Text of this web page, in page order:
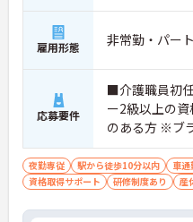
雇用形態 非常勤・パー
応募要件
■介護職員初
ー2級以上の
のある方 ※ブ
夜勤専従 駅から徒歩10分以内 車通
資格取得サポート
研修制度あり 産